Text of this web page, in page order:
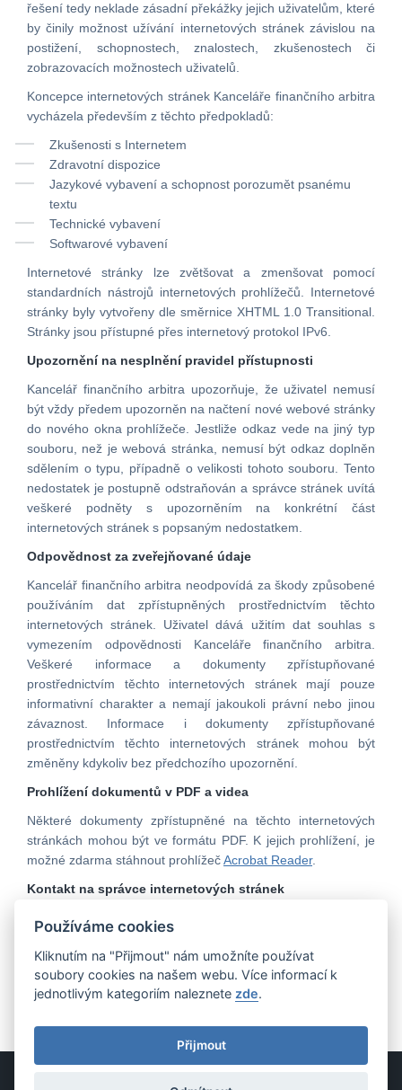
řešení tedy neklade zásadní překážky jejich uživatelům, které
by činily možnost užívání internetových stránek závislou na
postižení, schopnostech, znalostech, zkušenostech či
zobrazovacích možnostech uživatelů.
Koncepce internetových stránek Kanceláře finančního arbitra
vycházela především z těchto předpokladů:
Zkušenosti s Internetem
Zdravotní dispozice
Jazykové vybavení a schopnost porozumět psanému
textu
Technické vybavení
Softwarové vybavení
Internetové stránky lze zvětšovat a zmenšovat pomocí
standardních nástrojů internetových prohlížečů. Internetové
stránky byly vytvořeny dle směrnice XHTML 1.0 Transitional.
Stránky jsou přístupné přes internetový protokol IPv6.
Upozornění na nesplnění pravidel přístupnosti
Kancelář finančního arbitra upozorňuje, že uživatel nemusí
být vždy předem upozorněn na načtení nové webové stránky
do nového okna prohlížeče. Jestliže odkaz vede na jiný typ
souboru, než je webová stránka, nemusí být odkaz doplněn
sdělením o typu, případně o velikosti tohoto souboru. Tento
nedostatek je postupně odstraňován a správce stránek uvítá
veškeré podněty s upozorněním na konkrétní část
internetových stránek s popsaným nedostatkem.
Odpovědnost za zveřejňované údaje
Kancelář finančního arbitra neodpovídá za škody způsobené
používáním dat zpřístupněných prostřednictvím těchto
internetových stránek. Uživatel dává užitím dat souhlas s
vymezením odpovědnosti Kanceláře finančního arbitra.
Veškeré informace a dokumenty zpřístupňované
prostřednictvím těchto internetových stránek mají pouze
informativní charakter a nemají jakoukoli právní nebo jinou
závaznost. Informace i dokumenty zpřístupňované
prostřednictvím těchto internetových stránek mohou být
změněny kdykoliv bez předchozího upozornění.
Prohlížení dokumentů v PDF a videa
Některé dokumenty zpřístupněné na těchto internetových
stránkách mohou být ve formátu PDF. K jejich prohlížení, je
možné zdarma stáhnout prohlížečAcrobat Reader.
Kontakt na správce internetových stránek
Pokud budete mít s přístupností obsahu internetových
stránek či s jejich používáním jakýkoliv problém, kontaktujte
Bc. Gabrielu Dufkovou, která je pověřena správou
internetových stránek Kanceláře finančního arbitra:
dufkova@finarbitr.cz, 257 042 082.
Používáme cookies
Kliknutím na "Přijmout" nám umožníte používat
soubory cookies na našem webu. Více informací k
jednotlivým kategoriím naleznete zde.
Přijmout